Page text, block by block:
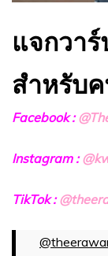
แจกวา
สำหรับ
Facebook :
Instagram :
TikTok :